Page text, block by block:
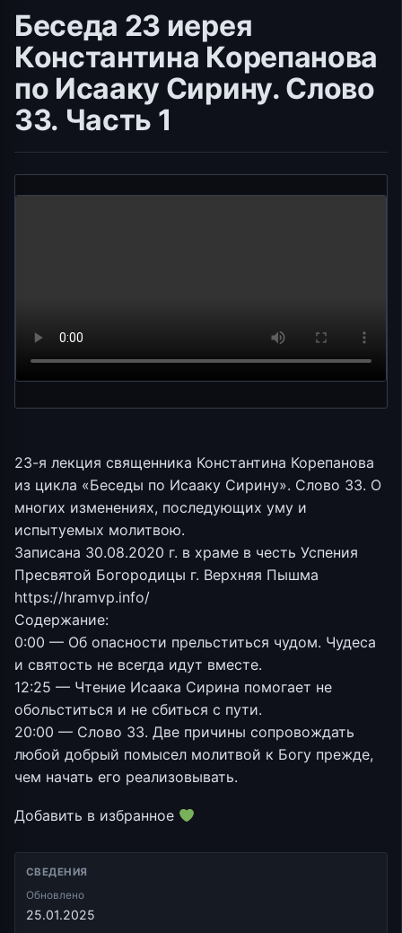
Беседа 23 иерея
Константина Корепанова
по Исааку Сирину. Слово
33. Часть 1
23-я лекция священника Константина Корепанова
из цикла «Беседы по Исааку Сирину». Слово 33. О
многих изменениях, последующих уму и
испытуемых молитвою.
Записана 30.08.2020 г. в храме в честь Успения
Пресвятой Богородицы г. Верхняя Пышма
https://hramvp.info/
Содержание:
0:00 — Об опасности прельститься чудом. Чудеса
и святость не всегда идут вместе.
12:25 — Чтение Исаака Сирина помогает не
обольститься и не сбиться с пути.
20:00 — Слово 33. Две причины сопровождать
любой добрый помысел молитвой к Богу прежде,
чем начать его реализовывать.
Добавить в избранное
СВЕДЕНИЯ
Обновлено
25.01.2025